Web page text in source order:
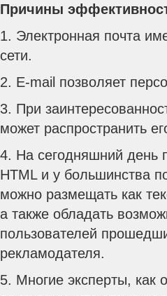
Причины
1. Электронная почта
сети.
2. E-mail позволяет
3. При
может распространить
4. На сегодняшний день
HTML и у большинства
можно размещать как
а также обладать
пользователей
рекламодателя.
5. Многие эксперты, как